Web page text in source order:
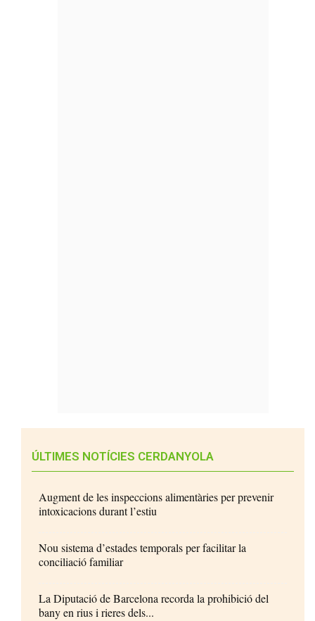
ÚLTIMES NOTÍCIES CERDANYOLA
Augment de les inspeccions alimentàries per prevenir
intoxicacions durant l’estiu
Nou sistema d’estades temporals per facilitar la
conciliació familiar
La Diputació de Barcelona recorda la prohibició del
bany en rius i rieres dels...